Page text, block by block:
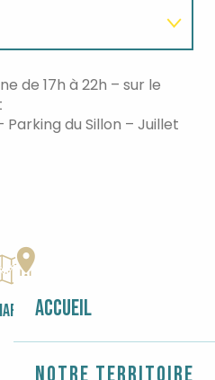
Accueil
de 17h à 22h – sur le
Parking du Sillon – Juillet
SUR LA CARTE